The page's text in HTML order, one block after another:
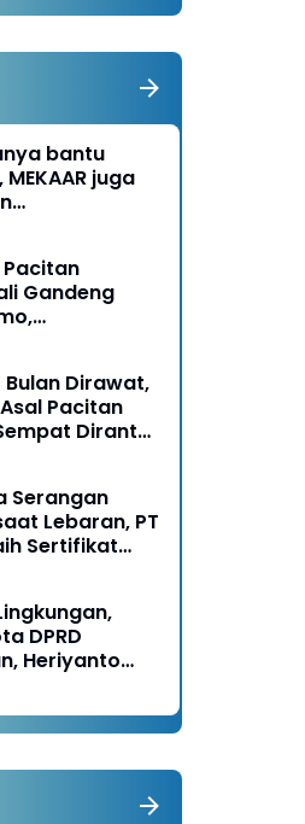
bantu
juga
Ngebul
Pacitan
Gandeng
Bulan Dirawat,
Pacitan
Dirantai
Serangan
Lebaran, PT
Sertifikat
Madiun
DPRD
Heriyanto
100 Pohon
Tanam 1000